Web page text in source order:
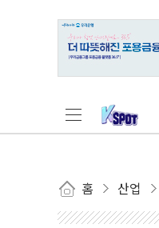
홈 산업